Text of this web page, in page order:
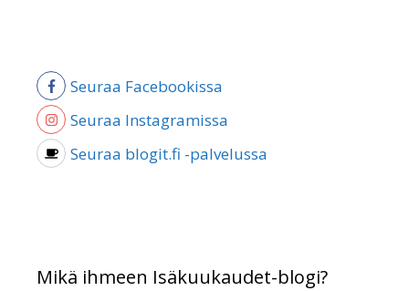
Seuraa Facebookissa
Seuraa Instagramissa
Seuraa blogit.fi -palvelussa
Mikä ihmeen Isäkuukaudet-blogi?